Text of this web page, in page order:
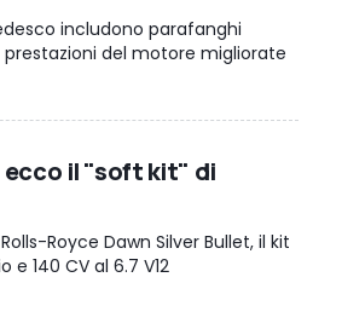
includono parafanghi
del motore migliorate
ecco il "soft kit" di
Royce Dawn Silver Bullet, il kit
140 CV al 6.7 V12